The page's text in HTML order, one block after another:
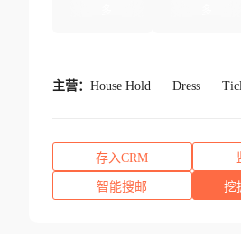
主营： House Hold Dress
存入CRM
智能搜邮 挖